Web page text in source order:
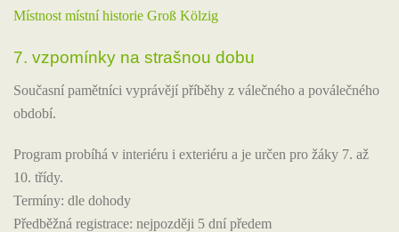
Místnost místní historie Groß Kölzig
7. vzpomínky na strašnou dobu
Současní pamětníci vyprávějí příběhy z válečného a poválečného
období.
Program probíhá v interiéru i exteriéru a je určen pro žáky 7. až
10. třídy.
Termíny: dle dohody
Předběžná registrace: nejpozději 5 dní předem